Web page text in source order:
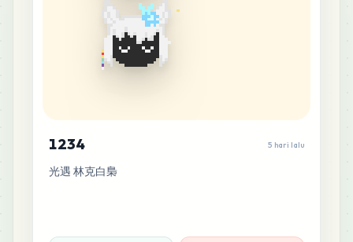
1234 5 hari lalu
光遇 林克白梟